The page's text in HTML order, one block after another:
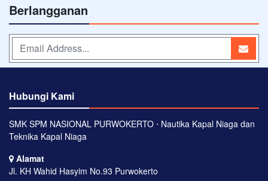
Berlangganan
Hubungi Kami
SMK SPM NASIONAL PURWOKERTO ⋅ Nautika Kapal Niaga dan
Teknika Kapal Niaga
Alamat
Jl. KH Wahid Hasyim No.93 Purwokerto